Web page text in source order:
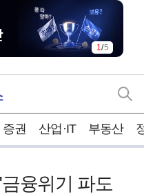
2/5
증권 산업·IT 부동산
융위기 파도